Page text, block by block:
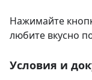
Нажимайте
любите вкусно
Условия и